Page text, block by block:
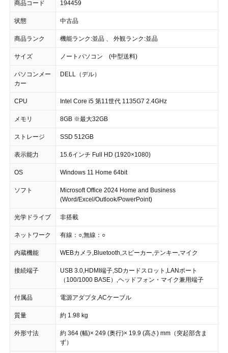
商品コード 194459
状態 中古品
商品ランク 機能ランク:並品 、 外観ランク:並品
サイズ ノートパソコン (中型送料)
パソコンメー
カー
DELL（デル）
CPU Intel Core i5 第11世代 1135G7 2.4GHz
メモリ 8GB ※最大32GB
ストレージ SSD 512GB
表示能力 15.6インチ Full HD (1920×1080)
OS Windows 11 Home 64bit
ソフト
Microsoft Office 2024 Home and Business
(Word/Excel/Outlook/PowerPoint)
光学ドライブ 非搭載
ネットワーク 有線：○,無線：○
内蔵機能 WEBカメラ,Bluetooth,スピーカー,テンキー,マイク
接続端子
USB 3.0,HDMI端子,SDカードスロット,LANポート
（100/1000 BASE）,ヘッドフォン・マイク兼用端子
付属品 電源アダプタ,ACケーブル
質量 約 1.98 kg
外形寸法
約 364 (幅)× 249 (奥行)× 19.9 (高さ) mm（突起部含ま
ず）